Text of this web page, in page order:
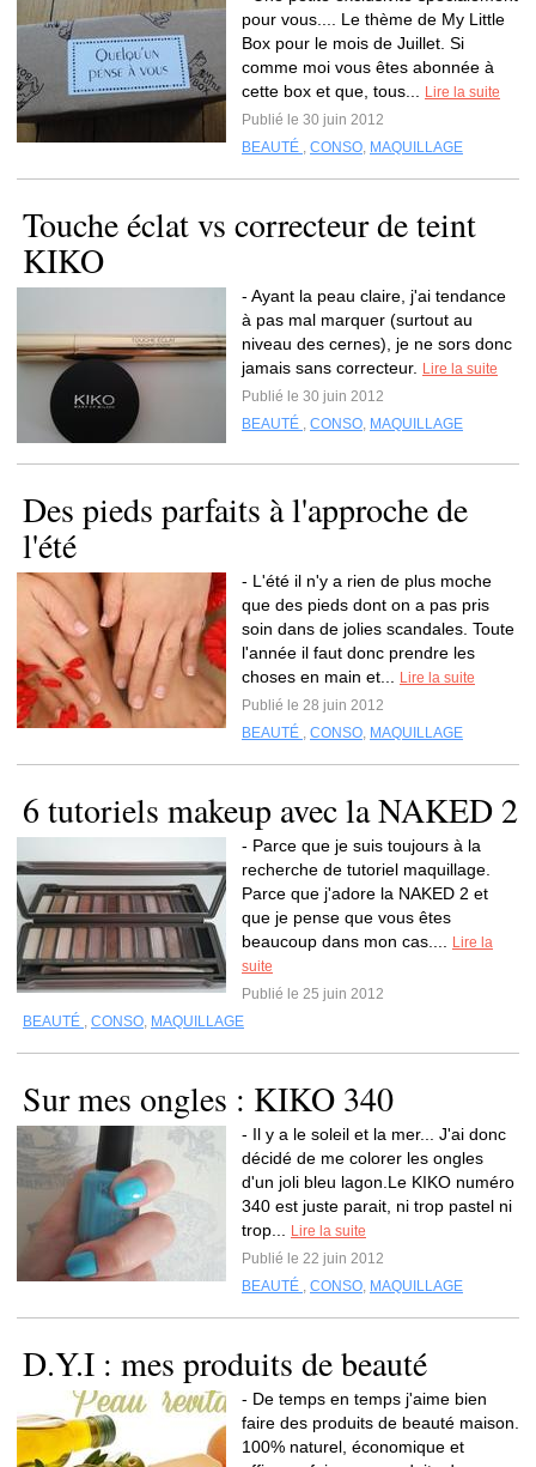
pour vous.... Le thème de My Little
Box pour le mois de Juillet. Si
comme moi vous êtes abonnée à
cette box et que, tous...
Lire la suite
Publié le 30 juin 2012
BEAUTÉ , CONSO, MAQUILLAGE
Touche éclat vs correcteur de teint
KIKO
- Ayant la peau claire, j'ai tendance
à pas mal marquer (surtout au
niveau des cernes), je ne sors donc
jamais sans correcteur.
Lire la suite
Publié le 30 juin 2012
BEAUTÉ , CONSO, MAQUILLAGE
Des pieds parfaits à l'approche de
l'été
- L'été il n'y a rien de plus moche
que des pieds dont on a pas pris
soin dans de jolies scandales. Toute
l'année il faut donc prendre les
choses en main et...
Lire la suite
Publié le 28 juin 2012
BEAUTÉ , CONSO, MAQUILLAGE
6 tutoriels makeup avec la NAKED 2
- Parce que je suis toujours à la
recherche de tutoriel maquillage.
Parce que j'adore la NAKED 2 et
que je pense que vous êtes
beaucoup dans mon cas....
Lire la
suite
Publié le 25 juin 2012
BEAUTÉ , CONSO, MAQUILLAGE
Sur mes ongles : KIKO 340
- Il y a le soleil et la mer... J'ai donc
décidé de me colorer les ongles
d'un joli bleu lagon.Le KIKO numéro
340 est juste parait, ni trop pastel ni
trop...
Lire la suite
Publié le 22 juin 2012
BEAUTÉ , CONSO, MAQUILLAGE
D.Y.I : mes produits de beauté
- De temps en temps j'aime bien
faire des produits de beauté maison.
100% naturel, économique et